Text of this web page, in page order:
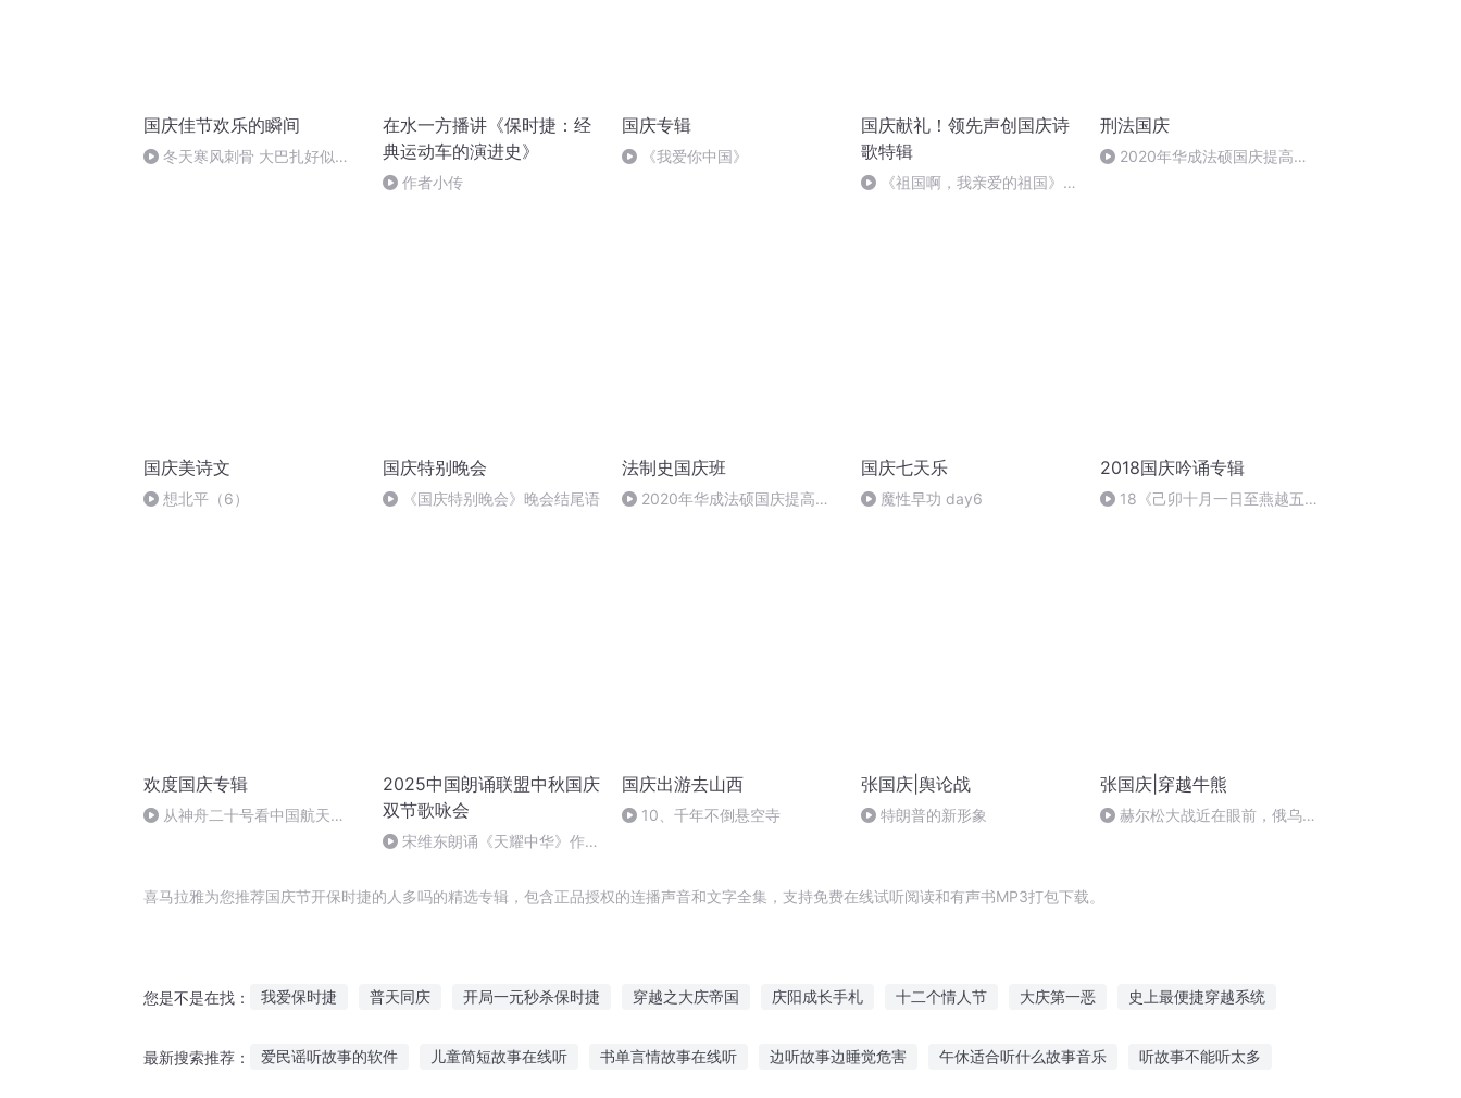
国庆佳节欢乐的瞬间
冬天寒风刺骨 大巴扎好似温
在水一方播讲《保时捷：经
典运动车的演进史》
作者小传
国庆专辑
《我爱你中国》
国庆献礼！领先声创国庆诗
歌特辑
《祖国啊，我亲爱的祖国》温
刑法国庆
2020年华成法硕国庆提高班
国庆美诗文
想北平（6）
国庆特别晚会
《国庆特别晚会》晚会结尾语
法制史国庆班
2020年华成法硕国庆提高班
国庆七天乐
魔性早功 day6
2018国庆吟诵专辑
18《己卯十月一日至燕越五
欢度国庆专辑
从神舟二十号看中国航天
2025中国朗诵联盟中秋国庆
双节歌咏会
宋维东朗诵《天耀中华》作
国庆出游去山西
10、千年不倒悬空寺
张国庆|舆论战
特朗普的新形象
张国庆|穿越牛熊
赫尔松大战近在眼前，俄乌冲
喜马拉雅为您推荐国庆节开保时捷的人多吗的精选专辑，包含正品授权的连播声音和文字全集，支持免费在线试听阅读和有声书MP3打包下载。
您是不是在找： 我爱保时捷 普天同庆 开局一元秒杀保时捷 穿越之大庆帝国 庆阳成长手札 十二个情人节 大庆第一恶 史上最便捷穿越系统
最新搜索推荐： 爱民谣听故事的软件 儿童简短故事在线听 书单言情故事在线听 边听故事边睡觉危害 午休适合听什么故事音乐 听故事不能听太多